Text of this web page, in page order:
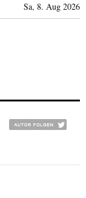
Sa, 8. Aug 2026